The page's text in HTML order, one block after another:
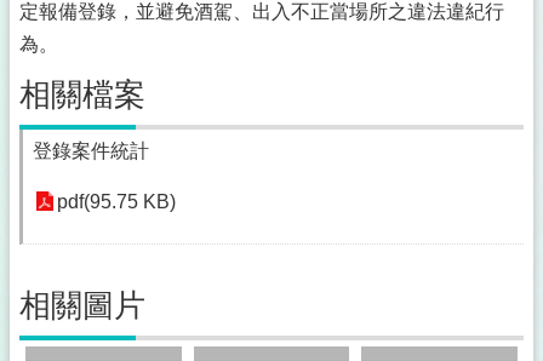
區
識
廟
公
所
介
登
革
定報備登錄，並避免酒駕、出入不正當場所之違法違紀行
為。
相關檔案
登錄案件統計
pdf(95.75 KB)
相關圖片